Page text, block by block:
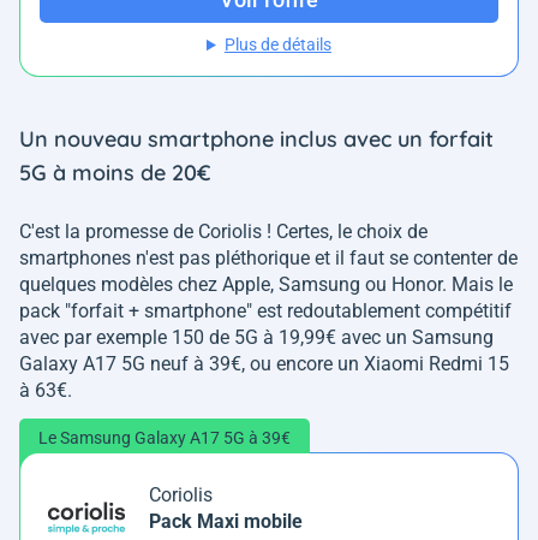
Plus de détails
Un nouveau smartphone inclus avec un forfait
5G à moins de 20€
C'est la promesse de Coriolis ! Certes, le choix de
smartphones n'est pas pléthorique et il faut se contenter de
quelques modèles chez Apple, Samsung ou Honor. Mais le
pack "forfait + smartphone" est redoutablement compétitif
avec par exemple 150 de 5G à 19,99€ avec un Samsung
Galaxy A17 5G neuf à 39€, ou encore un Xiaomi Redmi 15
à 63€.
Le Samsung Galaxy A17 5G à 39€
Coriolis
Pack Maxi mobile